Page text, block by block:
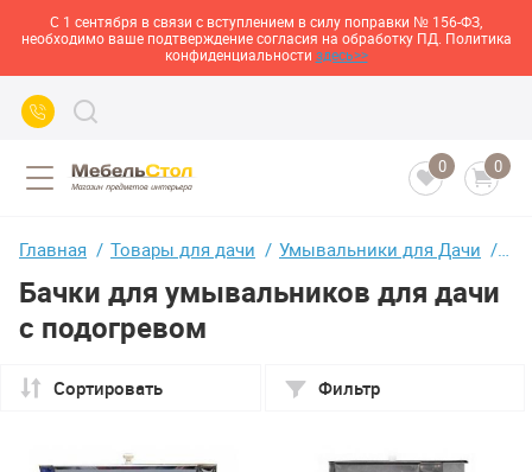
С 1 сентября в связи с вступлением в силу поправки № 156-ФЗ,
необходимо ваше подтверждение согласия на обработку ПД. Политика
конфиденциальности здесь>>
0 0
Главная Товары для дачи Умывальники для Дачи
Бачки для умывальников для дачи
с подогревом
Сортировать Фильтр